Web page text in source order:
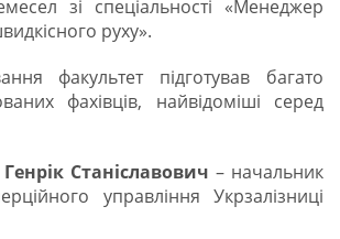
зі спеціальності «Менеджер
руху».
факультет підготував багато
фахівців, найвідоміші серед
Станіславович – начальник
управління Укрзалізниці